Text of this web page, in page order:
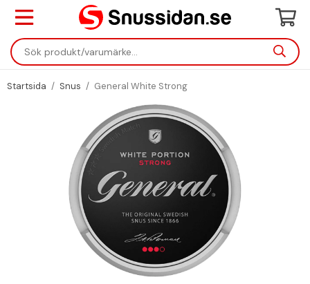
Startsida / Snus / General White Strong